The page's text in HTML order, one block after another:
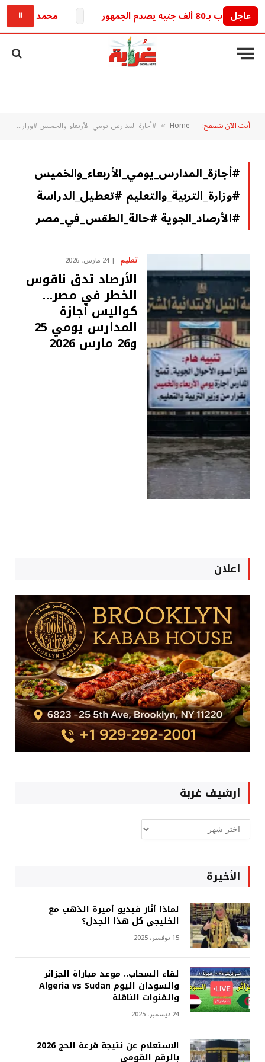
عاجل
ألف جنيه يصدم الجمهور محمد صلاح والرقم 10.. الفرعون يبدأ مغامرة جديدة تهز
⏸
أنت الآن تتصفح: Home
» #أجازة_المدارس_يومي_الأربعاء_والخميس #وزارة_التربية_والتعليم #تعطيل_الدراسة #الأرصاد_الجوية #حالة_الطقس_في_مصر
#أجازة_المدارس_يومي_الأربعاء_والخميس
#وزارة_التربية_والتعليم #تعطيل_الدراسة
#الأرصاد_الجوية #حالة_الطقس_في_مصر
تعليم 24 مارس، 2026
الأرصاد تدق ناقوس
الخطر في مصر…
كواليس أجازة
المدارس يومي 25
و26 مارس 2026
اعلان
ارشيف غربة
ارشيف
غربة
الأخيرة
لماذا أثار فيديو أميرة الذهب مع
الخليجي كل هذا الجدل؟
15 نوفمبر، 2025
لقاء السحاب.. موعد مباراة الجزائر
والسودان اليوم Algeria vs Sudan
والقنوات الناقلة
24 ديسمبر، 2025
الاستعلام عن نتيجة قرعة الحج 2026
بالرقم القومي